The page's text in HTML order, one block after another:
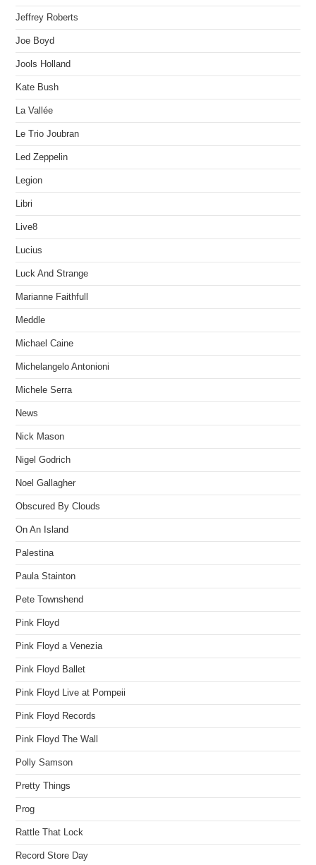
Jeffrey Roberts
Joe Boyd
Jools Holland
Kate Bush
La Vallée
Le Trio Joubran
Led Zeppelin
Legion
Libri
Live8
Lucius
Luck And Strange
Marianne Faithfull
Meddle
Michael Caine
Michelangelo Antonioni
Michele Serra
News
Nick Mason
Nigel Godrich
Noel Gallagher
Obscured By Clouds
On An Island
Palestina
Paula Stainton
Pete Townshend
Pink Floyd
Pink Floyd a Venezia
Pink Floyd Ballet
Pink Floyd Live at Pompeii
Pink Floyd Records
Pink Floyd The Wall
Polly Samson
Pretty Things
Prog
Rattle That Lock
Record Store Day